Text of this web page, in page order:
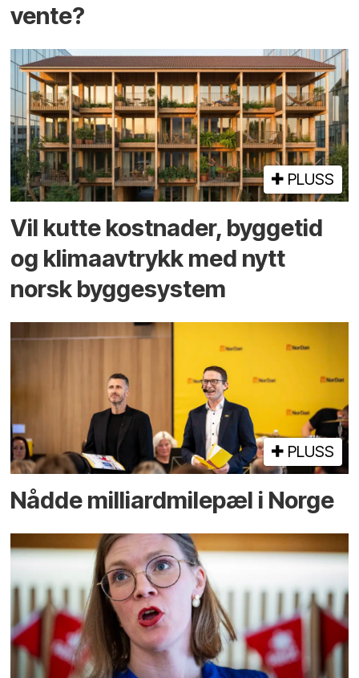
vente?
PLUSS
Vil kutte kostnader, byggetid
og klima­avtrykk med nytt
norsk bygge­system
PLUSS
Nådde milliard­­milepæl i Norge